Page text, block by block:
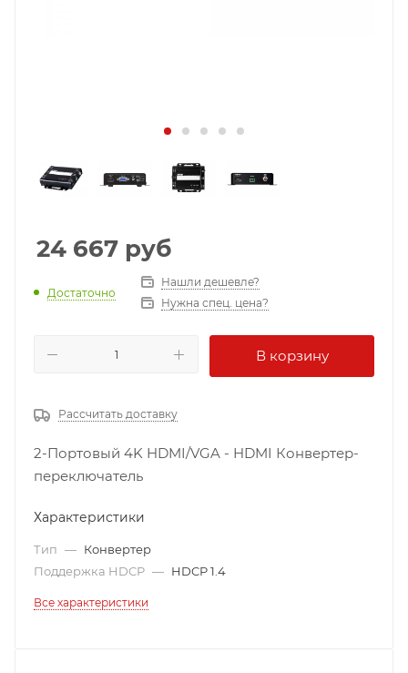
24 667 руб
Достаточно
Нашли дешевле?
Нужна спец. цена?
В корзину
Рассчитать доставку
2-Портовый 4K HDMI/VGA - HDMI Конвертер-
переключатель
Характеристики
Тип — Конвертер
Поддержка HDCP — HDCP 1.4
Все характеристики